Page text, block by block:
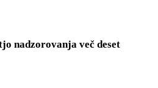
nadzorovanja več deset